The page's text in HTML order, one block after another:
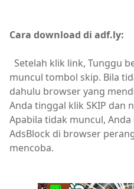
Cara download di adf.ly:
Setelah klik link, Tunggu
muncul tombol skip. Bila
dahulu browser yang
Anda tinggal klik SKIP dan
Apabila tidak muncul,
AdsBlock di browser
mencoba.